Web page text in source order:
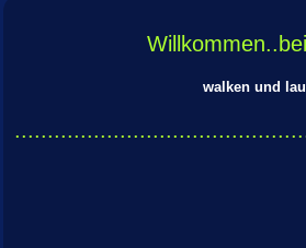
walken und laufen für